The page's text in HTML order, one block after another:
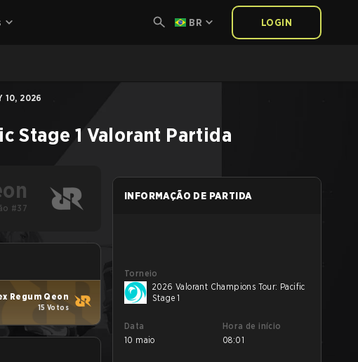
BR LOGIN
10, 2026
Stage 1 Valorant Partida
#37
Regum Qeon
15 Votos
INFORMAÇÃO DE PARTIDA
Torneio
2026 Valorant Champions Tour: Pacific
Stage 1
Data
10 maio
Hora de início
08:01